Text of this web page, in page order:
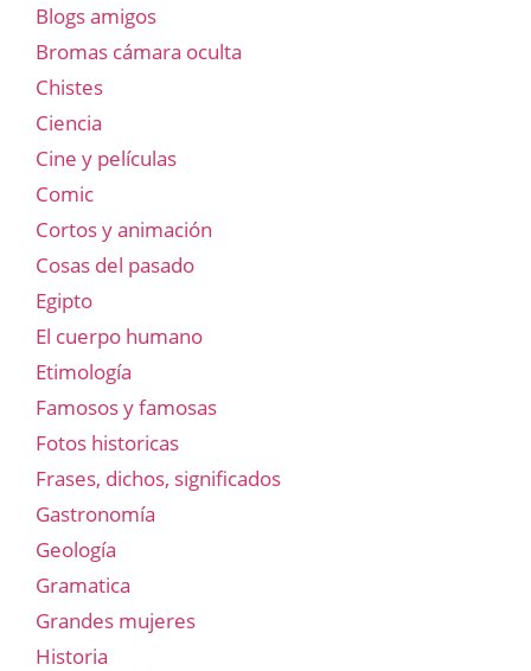
Blogs amigos
Bromas cámara oculta
Chistes
Ciencia
Cine y películas
Comic
Cortos y animación
Cosas del pasado
Egipto
El cuerpo humano
Etimología
Famosos y famosas
Fotos historicas
Frases, dichos, significados
Gastronomía
Geología
Gramatica
Grandes mujeres
Historia